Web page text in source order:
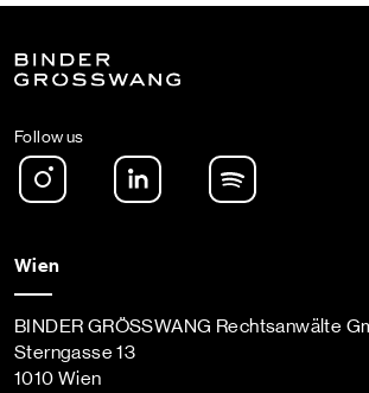
Follow us
Instagram LinkedIn
Wien
BINDER GRÖSSWANG Rechtsanwälte
Sterngasse 13
1010 Wien